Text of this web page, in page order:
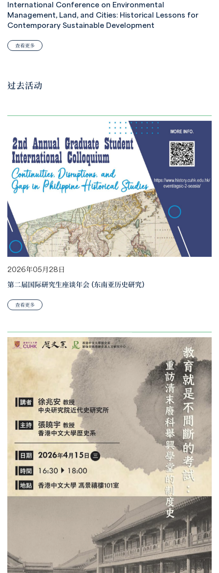
International Conference on Environmental
Management, Land, and Cities: Historical Lessons for
Contemporary Sustainable Development
查看更多
过去活动
2026年05月28日
第二届国际研究生座谈年会 (东南亚历史研究)
查看更多